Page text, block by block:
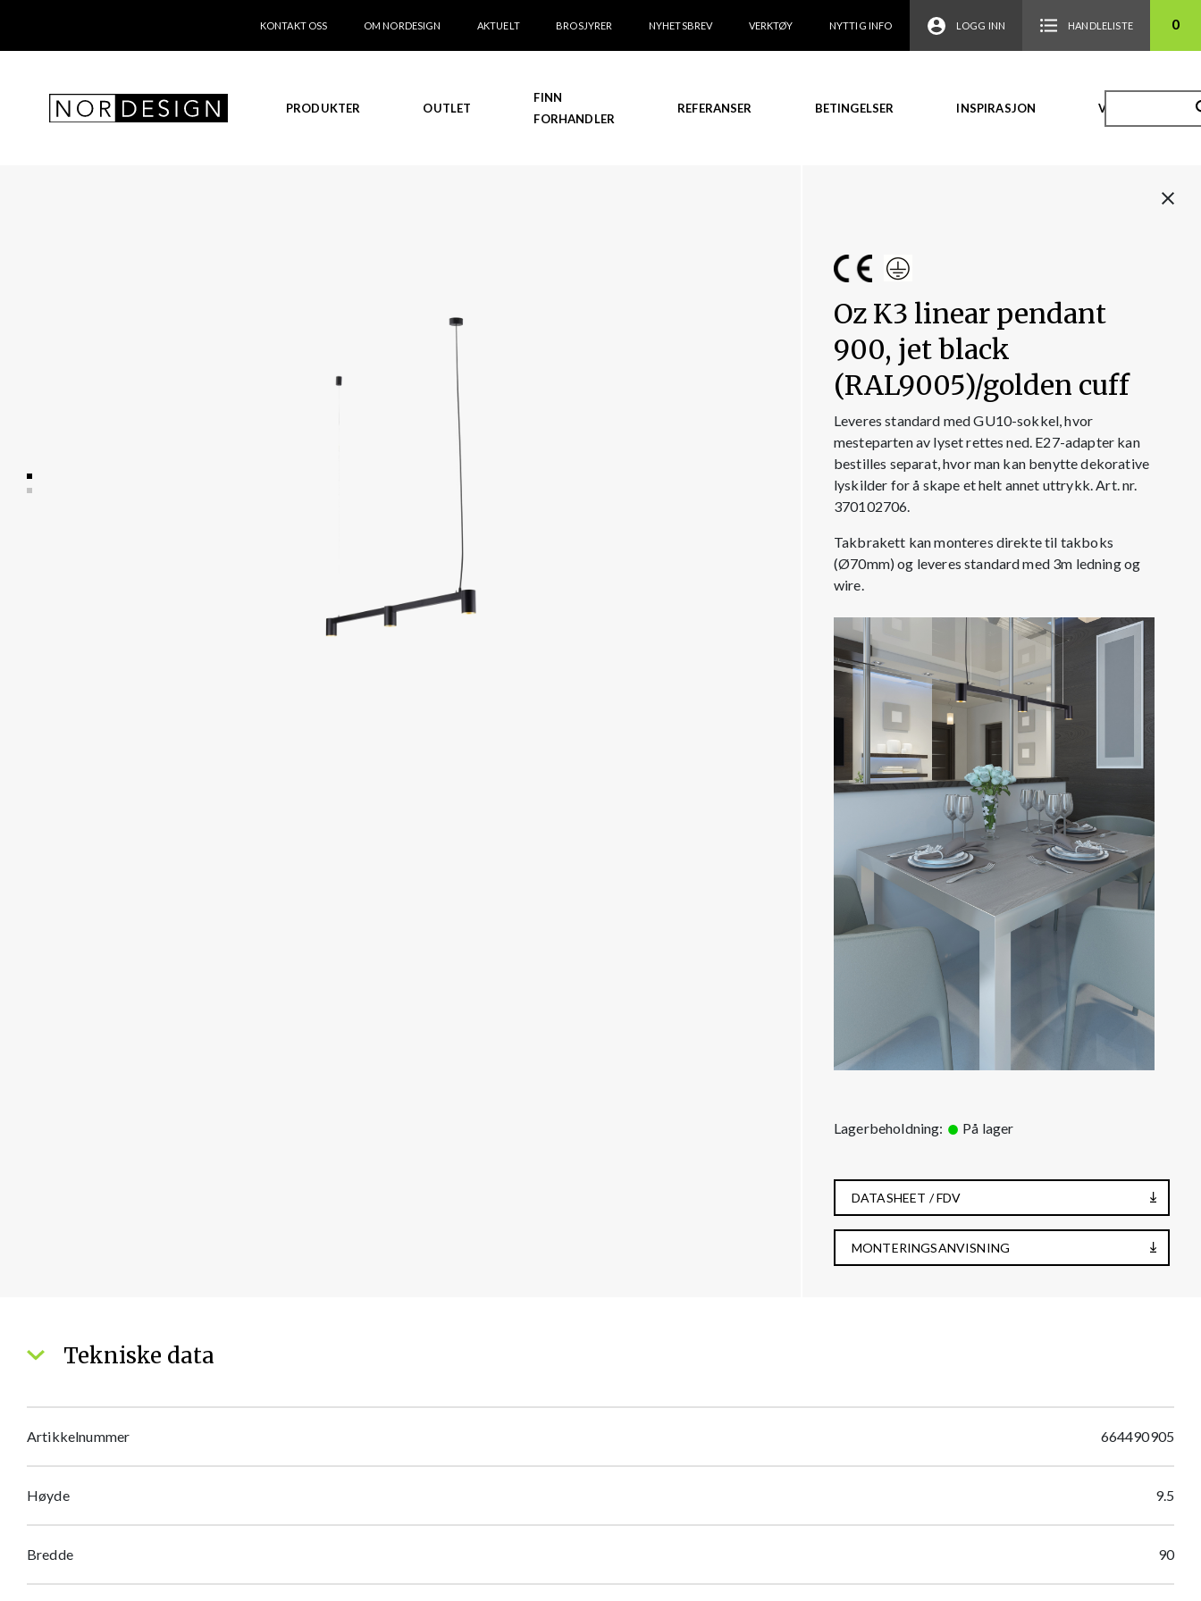
KONTAKT OSS OM NORDESIGN AKTUELT BROSJYRER NYHETSBREV VERKTØY NYTTIG INFO LOGG INN HANDLELISTE 0
PRODUKTER OUTLET
FINN
FORHANDLER
REFERANSER BETINGELSER INSPIRASJON VIDEO
Oz K3 linear pendant
900, jet black
(RAL9005)/golden cuff
Leveres standard med GU10-sokkel, hvor
mesteparten av lyset rettes ned. E27-adapter kan
bestilles separat, hvor man kan benytte dekorative
lyskilder for å skape et helt annet uttrykk. Art. nr.
370102706.
Takbrakett kan monteres direkte til takboks
(Ø70mm) og leveres standard med 3m ledning og
wire.
Lagerbeholdning: På lager
DATASHEET / FDV
MONTERINGSANVISNING
Tekniske data
Artikkelnummer 664490905
Høyde 9.5
Bredde 90